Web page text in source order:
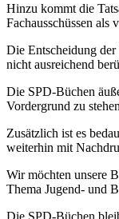
Hinzu kommt die
Fachausschüssen als
Die Entscheidung
nicht ausreichend
Die SPD-Büchen
Vordergrund zu
Zusätzlich ist es
weiterhin mit
Wir möchten unsere
Thema Jugend- und
Die SPD-Büchen